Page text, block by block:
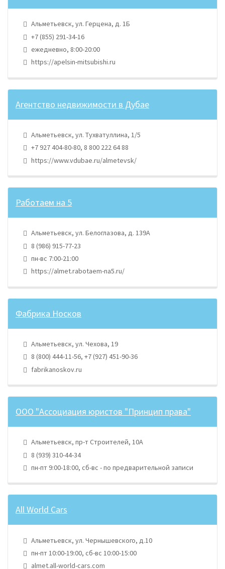
Альметьевск, ул. Герцена, д. 1Б
+7 (855) 291-34-16
ежедневно, 8:00-20:00
https://apelsin-mitsubishi.ru
Агентство недвижимости в Дубае
Альметьевск, ул. Тухватуллина, 1/5
+7 927 404-80-80, 8 800 222 64 88
https://www.vdubae.ru/almetevsk/
Работаем на 5
Альметьевск, ул. Белоглазова, д. 139А
8 (986) 915-77-23
пн-вс 7:00-21:00
https://almet.rabotaem-na5.ru/
Фабрика Носков
Альметьевск, ул. Чехова, 19
8 (800) 444-11-56, +7 (927) 451-90-36
fabrikanoskov.ru
ООО "Ассоциация юристов "Принцип права"
Альметьевск, пр-т Строителей, 10А
8 (939) 310-44-34
пн-пт 9:00-18:00, сб-вс - по предварительной записи
All World Cars
Альметьевск, ул. Чернышевского, д.10
пн-пт 10:00-19:00, сб-вс 10:00-15:00
almet.all-world-cars.com